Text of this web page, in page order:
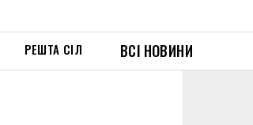
РЕШТА СІЛ ВСІ НОВИНИ